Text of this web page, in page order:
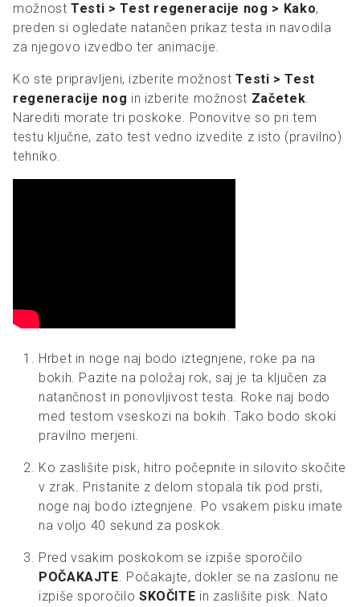
možnostTesti > Test regeneracije nog > Kako,
preden si ogledate natančen prikaz testa in navodila
za njegovo izvedbo ter animacije.
Ko ste pripravljeni, izberite možnostTesti > Test
regeneracije nog in izberite možnost Začetek.
Narediti morate tri poskoke. Ponovitve so pri tem
testu ključne, zato test vedno izvedite z isto (pravilno)
tehniko.
Hrbet in noge naj bodo iztegnjene, roke pa na
bokih. Pazite na položaj rok, saj je ta ključen za
natančnost in ponovljivost testa. Roke naj bodo
med testom vseskozi na bokih. Tako bodo skoki
pravilno merjeni.
Ko zaslišite pisk, hitro počepnite in silovito skočite
v zrak. Pristanite z delom stopala tik pod prsti,
noge naj bodo iztegnjene. Po vsakem pisku imate
na voljo 40 sekund za poskok.
Pred vsakim poskokom se izpiše sporočilo
POČAKAJTE. Počakajte, dokler se na zaslonu ne
izpiše sporočilo SKOČITE in zaslišite pisk. Nato